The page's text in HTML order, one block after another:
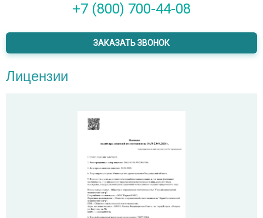
+7 (800) 700-44-08
ЗАКАЗАТЬ ЗВОНОК
Лицензии